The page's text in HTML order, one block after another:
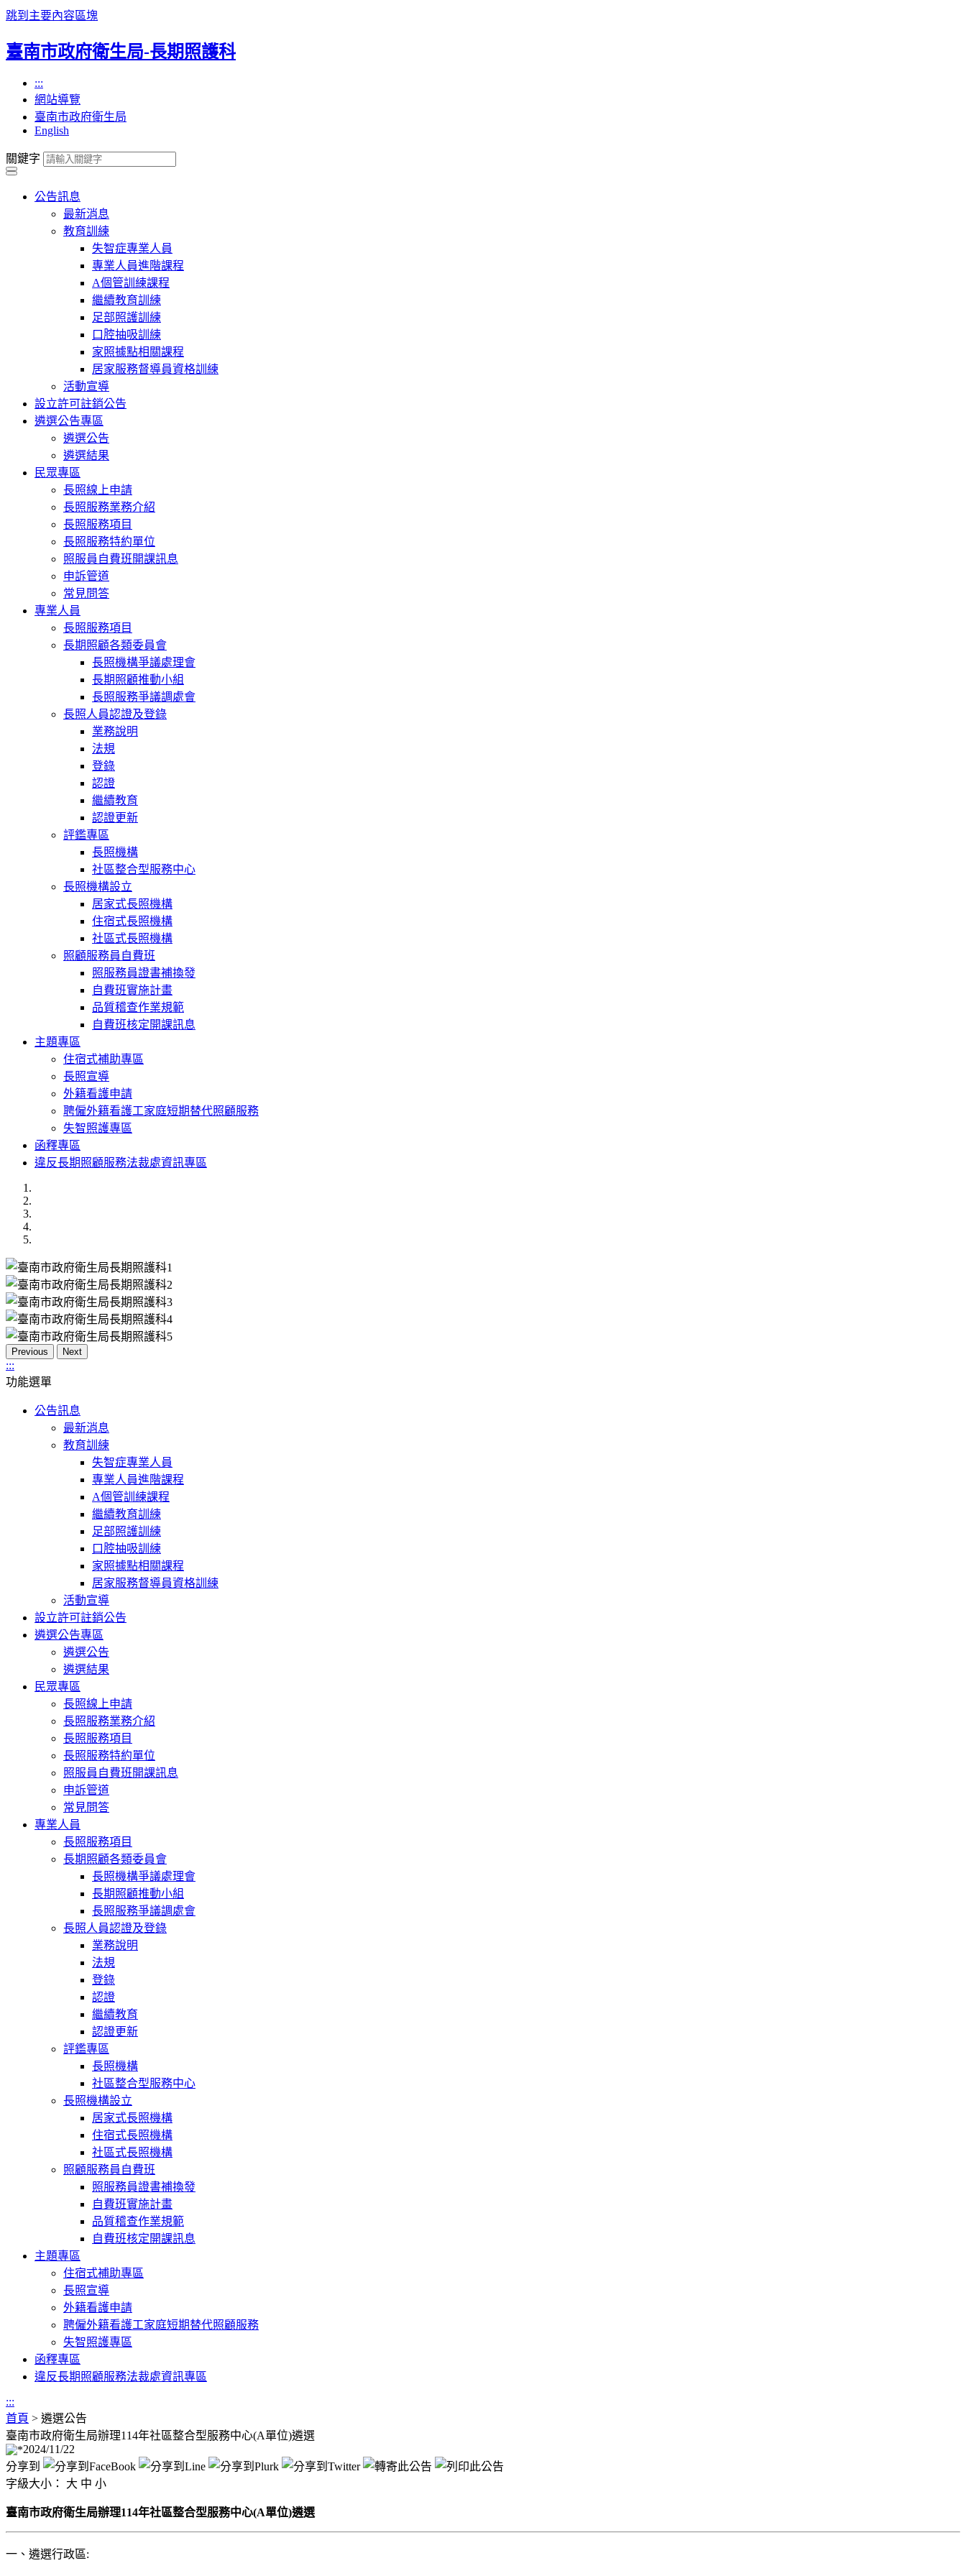
跳到主要內容區塊
臺南市政府衛生局-長期照護科
:::
網站導覽
臺南市政府衛生局
English
關鍵字
公告訊息
最新消息
教育訓練
失智症專業人員
專業人員進階課程
A個管訓練課程
繼續教育訓練
足部照護訓練
口腔抽吸訓練
家照據點相關課程
居家服務督導員資格訓練
活動宣導
設立許可註銷公告
遴選公告專區
遴選公告
遴選結果
民眾專區
長照線上申請
長照服務業務介紹
長照服務項目
長照服務特約單位
照服員自費班開課訊息
申訴管道
常見問答
專業人員
長照服務項目
長期照顧各類委員會
長照機構爭議處理會
長期照顧推動小組
長照服務爭議調處會
長照人員認證及登錄
業務說明
法規
登錄
認證
繼續教育
認證更新
評鑑專區
長照機構
社區整合型服務中心
長照機構設立
居家式長照機構
住宿式長照機構
社區式長照機構
照顧服務員自費班
照服務員證書補換發
自費班實施計畫
品質稽查作業規範
自費班核定開課訊息
主題專區
住宿式補助專區
長照宣導
外籍看護申請
聘僱外籍看護工家庭短期替代照顧服務
失智照護專區
函釋專區
違反長期照顧服務法裁處資訊專區
Previous Next
:::
功能選單
公告訊息
最新消息
教育訓練
失智症專業人員
專業人員進階課程
A個管訓練課程
繼續教育訓練
足部照護訓練
口腔抽吸訓練
家照據點相關課程
居家服務督導員資格訓練
活動宣導
設立許可註銷公告
遴選公告專區
遴選公告
遴選結果
民眾專區
長照線上申請
長照服務業務介紹
長照服務項目
長照服務特約單位
照服員自費班開課訊息
申訴管道
常見問答
專業人員
長照服務項目
長期照顧各類委員會
長照機構爭議處理會
長期照顧推動小組
長照服務爭議調處會
長照人員認證及登錄
業務說明
法規
登錄
認證
繼續教育
認證更新
評鑑專區
長照機構
社區整合型服務中心
長照機構設立
居家式長照機構
住宿式長照機構
社區式長照機構
照顧服務員自費班
照服務員證書補換發
自費班實施計畫
品質稽查作業規範
自費班核定開課訊息
主題專區
住宿式補助專區
長照宣導
外籍看護申請
聘僱外籍看護工家庭短期替代照顧服務
失智照護專區
函釋專區
違反長期照顧服務法裁處資訊專區
:::
首頁 > 遴選公告
臺南市政府衛生局辦理114年社區整合型服務中心(A單位)遴選
2024/11/22
分享到
字級大小： 大 中 小
臺南市政府衛生局辦理114年社區整合型服務中心(A單位)遴選
一、遴選行政區: